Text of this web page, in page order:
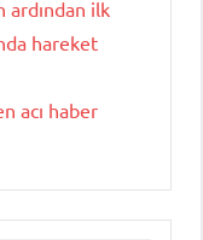
ardından ilk
hareket
acı haber